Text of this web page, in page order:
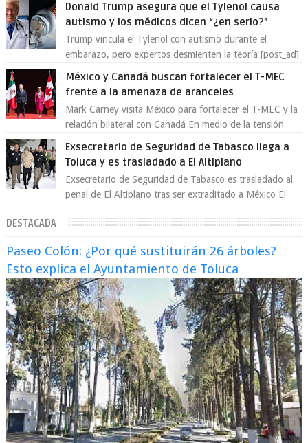
Donald Trump asegura que el Tylenol causa
autismo y los médicos dicen “¿en serio?”
Trump vincula el Tylenol con autismo durante el
embarazo, pero expertos desmienten la teoría [post_ad]
México y Canadá buscan fortalecer el T-MEC
frente a la amenaza de aranceles
Mark Carney visita México para fortalecer el T-MEC y la
relación bilateral con Canadá En medio de la tensión
Exsecretario de Seguridad de Tabasco llega a
Toluca y es trasladado a El Altiplano
Exsecretario de Seguridad de Tabasco es trasladado al
penal de El Altiplano tras ser extraditado a México El
DESTACADA
Paseo Colón: ¿Por qué sustituirán 26 árboles?
Esto explica el Ayuntamiento de Toluca